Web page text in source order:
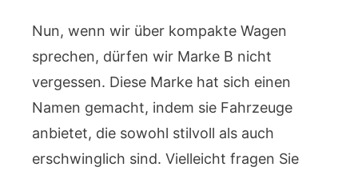
Nun, wenn wir über kompakte Wagen
sprechen, dürfen wir Marke B nicht
vergessen. Diese Marke hat sich einen
Namen gemacht, indem sie Fahrzeuge
anbietet, die sowohl stilvoll als auch
erschwinglich sind. Vielleicht fragen Sie